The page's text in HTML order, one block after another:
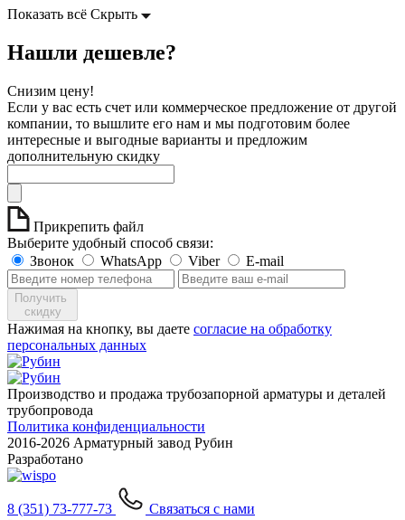
Показать всё Скрыть
Нашли дешевле?
Снизим цену!
Если у вас есть счет или коммерческое предложение от другой
компании, то вышлите его нам и мы подготовим более
интересные и выгодные варианты и предложим
дополнительную скидку
Прикрепить файл
Выберите удобный способ связи:
Звонок
WhatsApp Viber E-mail
Получить
скидку
Нажимая на кнопку, вы даете согласие на обработку
персональных данных
Производство и продажа трубозапорной арматуры и деталей
трубопровода
Политика конфиденциальности
2016-2026 Арматурный завод Рубин
Разработано
8 (351) 73-777-73
Связаться с нами